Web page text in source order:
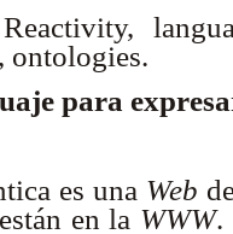
Reactivity,
ontologies.
para
es una Web
en la WWW.